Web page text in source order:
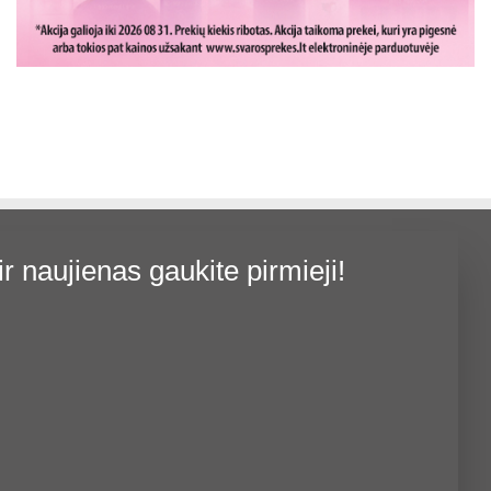
was:
14,00 €.
is:
11,20 €.
Į KREPŠELĮ
Į KREPŠELĮ
naujienas gaukite pirmieji!